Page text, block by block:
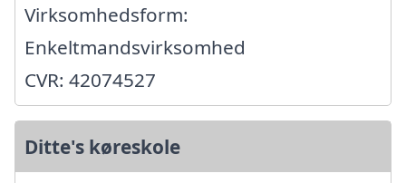
Virksomhedsform:
Enkeltmandsvirksomhed
CVR: 42074527
Ditte's køreskole